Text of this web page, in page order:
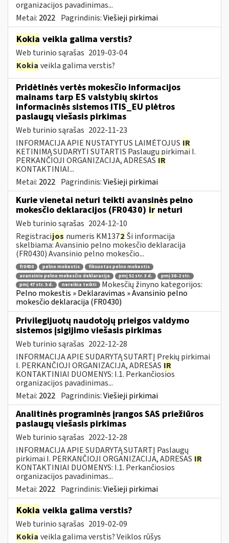
organizacijos pavadinimas...
Metai: 2022 Pagrindinis:Viešieji pirkimai
Kokia veikla galima verstis?
Web turinio sąrašas 2019-03-04
Kokia veikla galima verstis?
Pridėtinės vertės mokesčio informacijos
mainams tarp ES valstybių skirtos
informacinės sistemos ITIS_EU plėtros
paslaugų viešasis pirkimas
Web turinio sąrašas 2022-11-23
INFORMACIJA APIE NUSTATYTUS LAIMĖTOJUS IR
KETINIMĄ SUDARYTI SUTARTIS Paslaugų pirkimai I.
PERKANČIOJI ORGANIZACIJA, ADRESAS IR
KONTAKTINIAI...
Metai: 2022 Pagrindinis:Viešieji pirkimai
Kurie vienetai neturi teikti avansinės pelno
mokesčio deklaracijos (FR0430) ir neturi
Web turinio sąrašas 2024-12-10
Registracijos numeris KM1372 Ši informacija
skelbiama: Avansinio pelno mokesčio deklaracija
(FR0430) Avansinio pelno mokesčio...
fr0430 pelno mokestis
fiksuotas pelno mokestis
avansinio pelno mokesčio deklaracija
pmį 51 str. 3 d.
pmį 38-2 str.
pmį 47 str. 5 d.
nereikia teikti
Mokesčių žinyno kategorijos:
Pelno mokestis » Deklaravimas » Avansinio pelno
mokesčio deklaracija (FR0430)
Privilegijuotų naudotojų prieigos valdymo
sistemos įsigijimo viešasis pirkimas
Web turinio sąrašas 2022-12-28
INFORMACIJA APIE SUDARYTĄ SUTARTĮ Prekių pirkimai
I. PERKANČIOJI ORGANIZACIJA, ADRESAS IR
KONTAKTINIAI DUOMENYS: I.1. Perkančiosios
organizacijos pavadinimas...
Metai: 2022 Pagrindinis:Viešieji pirkimai
Analitinės programinės įrangos SAS priežiūros
paslaugų viešasis pirkimas
Web turinio sąrašas 2022-12-28
INFORMACIJA APIE SUDARYTĄ SUTARTĮ Paslaugų
pirkimai I. PERKANČIOJI ORGANIZACIJA, ADRESAS IR
KONTAKTINIAI DUOMENYS: I.1. Perkančiosios
organizacijos pavadinimas...
Metai: 2022 Pagrindinis:Viešieji pirkimai
Kokia veikla galima verstis?
Web turinio sąrašas 2019-02-09
Kokia veikla galima verstis? Veiklos rūšys